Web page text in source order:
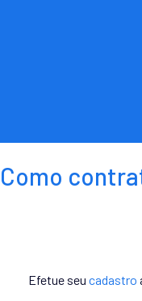
Como
Efetue seu cadastro